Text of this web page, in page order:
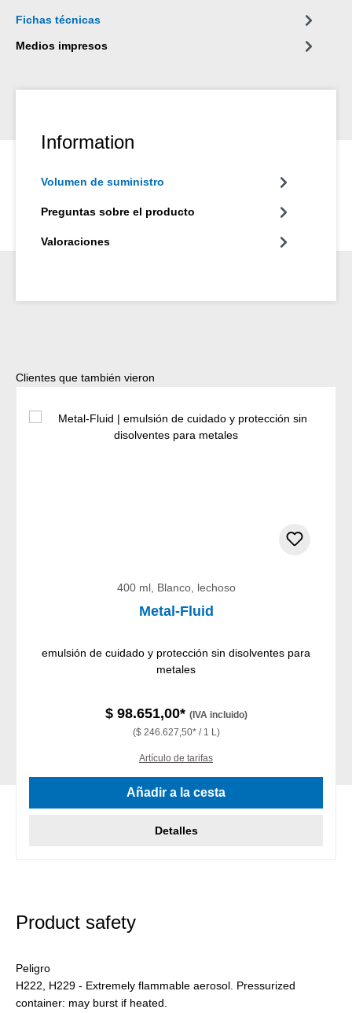
Fichas técnicas
Medios impresos
Information
Volumen de suministro
Preguntas sobre el producto
Valoraciones
Omitir la galería de productos
Clientes que también vieron
400 ml, Blanco, lechoso
Metal-Fluid
emulsión de cuidado y protección sin disolventes para
metales
$ 98.651,00* (IVA incluido)
($ 246.627,50* / 1 L)
Artículo de tarifas
Añadir a la cesta
Detalles
Product safety
Peligro
H222, H229 - Extremely flammable aerosol. Pressurized
container: may burst if heated.